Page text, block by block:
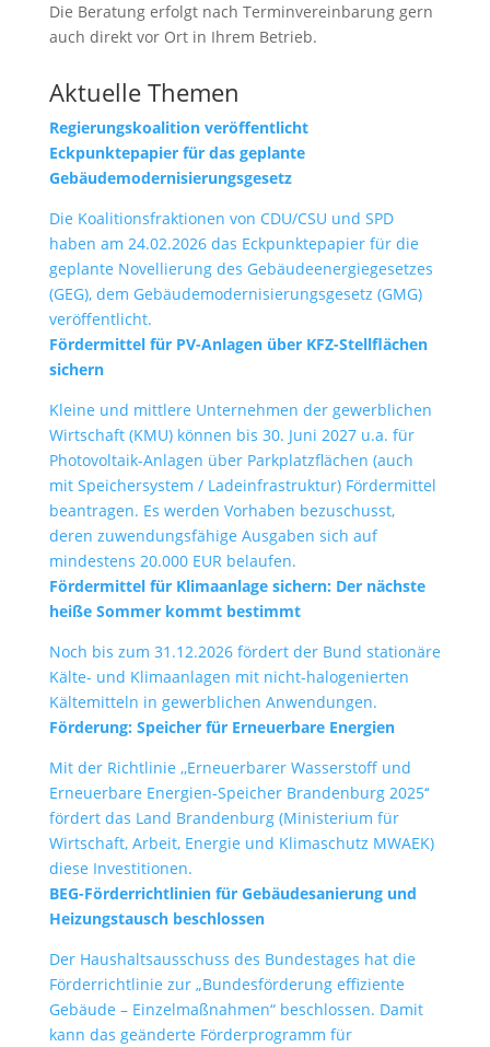
Die Beratung erfolgt nach Terminvereinbarung gern
auch direkt vor Ort in Ihrem Betrieb.
Aktuelle Themen
Regierungskoalition veröffentlicht
Eckpunktepapier für das geplante
Gebäudemodernisierungsgesetz
Die Koalitionsfraktionen von CDU/CSU und SPD
haben am 24.02.2026 das Eckpunktepapier für die
geplante Novellierung des Gebäudeenergiegesetzes
(GEG), dem Gebäudemodernisierungsgesetz (GMG)
veröffentlicht.
Fördermittel für PV-Anlagen über KFZ-Stellflächen
sichern
Kleine und mittlere Unternehmen der gewerblichen
Wirtschaft (KMU) können bis 30. Juni 2027 u.a. für
Photovoltaik-Anlagen über Parkplatzflächen (auch
mit Speichersystem / Ladeinfrastruktur) Fördermittel
beantragen. Es werden Vorhaben bezuschusst,
deren zuwendungsfähige Ausgaben sich auf
mindestens 20.000 EUR belaufen.
Fördermittel für Klimaanlage sichern: Der nächste
heiße Sommer kommt bestimmt
Noch bis zum 31.12.2026 fördert der Bund stationäre
Kälte- und Klimaanlagen mit nicht-halogenierten
Kältemitteln in gewerblichen Anwendungen.
Förderung: Speicher für Erneuerbare Energien
Mit der Richtlinie ,,Erneuerbarer Wasserstoff und
Erneuerbare Energien-Speicher Brandenburg 2025‘‘
fördert das Land Brandenburg (Ministerium für
Wirtschaft, Arbeit, Energie und Klimaschutz MWAEK)
diese Investitionen.
BEG-Förderrichtlinien für Gebäudesanierung und
Heizungstausch beschlossen
Der Haushaltsausschuss des Bundestages hat die
Förderrichtlinie zur „Bundesförderung effiziente
Gebäude – Einzelmaßnahmen“ beschlossen. Damit
kann das geänderte Förderprogramm für